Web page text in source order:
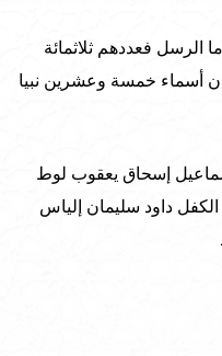
الرسل فعددهم ثلاثمائة
أسماء خمسة وعشرين نبيا
إسحاق يعقوب لوط
داود سليمان إلياس